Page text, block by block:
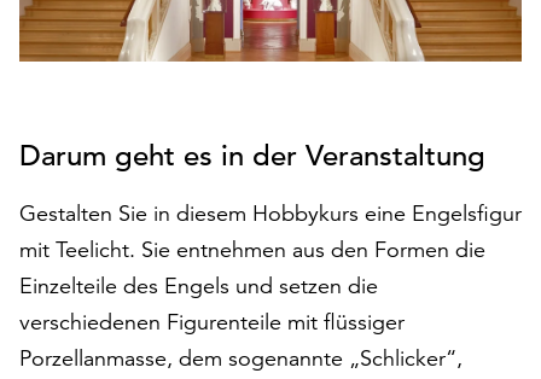
Klicken
Sie
auf
um
Cookies
zu
akzeptieren.
Sie
können
Ihr
Darum geht es in der Veranstaltung
Gestalten Sie in diesem Hobbykurs eine Engelsfigur
mit Teelicht. Sie entnehmen aus den Formen die
Einzelteile des Engels und setzen die
verschiedenen Figurenteile mit flüssiger
Porzellanmasse, dem sogenannte „Schlicker“,